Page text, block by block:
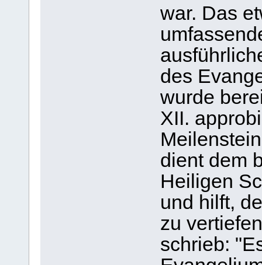
war. Das
des
wurde
XII.
dient dem
Heiligen
und hilft,
zu
schrieb: